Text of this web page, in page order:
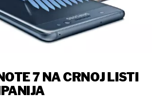
7 NA CRNOJ LISTI